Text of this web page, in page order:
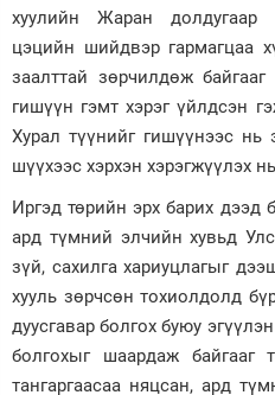
хуулийн Жаран долдугаар
цэцийн шийдвэр гармагцаа
заалттай зөрчилдөж
гишүүн гэмт хэрэг үйлдсэн
Хурал түүнийг гишүүнээс нь
шүүхээс хэрхэн хэрэгжүүлэх
Иргэд төрийн эрх барих дээд
ард түмний элчийн хувьд
зүй, сахилга хариуцлагыг
хууль зөрчсөн тохиолдолд
дуусгавар болгох буюу
болгохыг шаардаж байгааг
тангаргаасаа няцсан, ард